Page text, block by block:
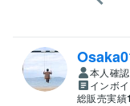
本人確認
インボ
総販売実績